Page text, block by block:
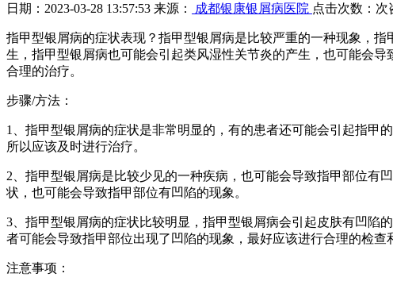
日期：2023-03-28 13:57:53 来源： 成都银康银屑病医院 点击次数： 次
指甲型银屑病的症状表现？指甲型银屑病是比较严重的一种现象，
生，指甲型银屑病也可能会引起类风湿性关节炎的产生，也可能会
合理的治疗。
步骤/方法：
1、指甲型银屑病的症状是非常明显的，有的患者还可能会引起指甲
所以应该及时进行治疗。
2、指甲型银屑病是比较少见的一种疾病，也可能会导致指甲部位有
状，也可能会导致指甲部位有凹陷的现象。
3、指甲型银屑病的症状比较明显，指甲型银屑病会引起皮肤有凹陷
者可能会导致指甲部位出现了凹陷的现象，最好应该进行合理的检查
注意事项：